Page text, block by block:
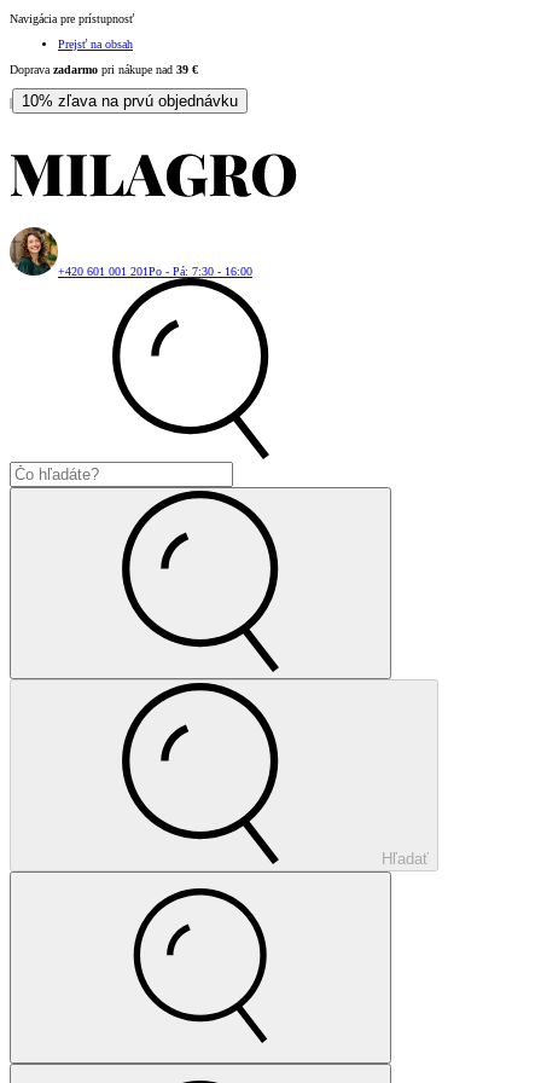
Navigácia pre prístupnosť
Prejsť na obsah
Doprava zadarmo pri nákupe nad 39 €
| 10% zľava na prvú objednávku
+420 601 001 201Po - Pá: 7:30 - 16:00
Hľadať